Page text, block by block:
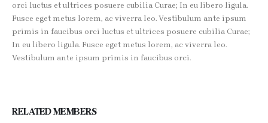
orci luctus et ultrices posuere cubilia Curae; In eu libero ligula.
Fusce eget metus lorem, ac viverra leo. Vestibulum ante ipsum
primis in faucibus orci luctus et ultrices posuere cubilia Curae;
In eu libero ligula. Fusce eget metus lorem, ac viverra leo.
Vestibulum ante ipsum primis in faucibus orci.
RELATEDMEMBERS